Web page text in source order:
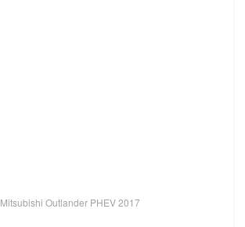
Mitsubishi Outlander PHEV 2017